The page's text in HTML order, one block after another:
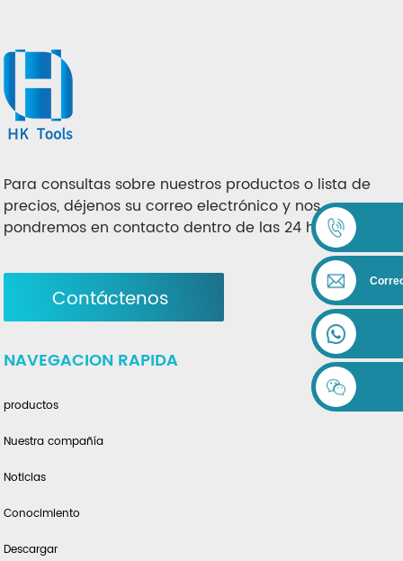
Para consultas sobre nuestros productos o lista de
precios, déjenos su correo electrónico y nos
pondremos en contacto dentro de las 24 horas.
Contáctenos
NAVEGACION RAPIDA
productos
Nuestra compañía
Noticias
Conocimiento
Descargar